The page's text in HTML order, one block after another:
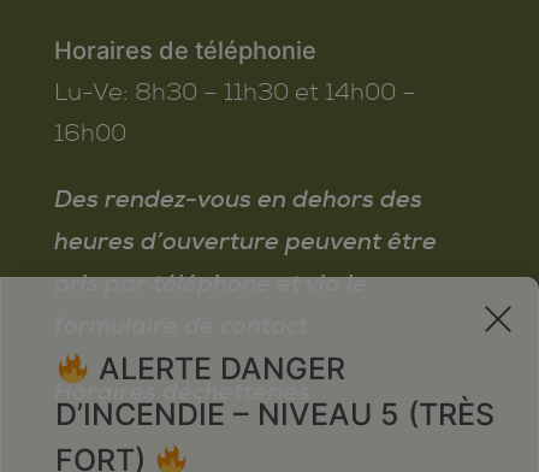
Horaires de téléphonie
Lu-Ve: 8h30 – 11h30 et 14h00 –
16h00
Des rendez-vous en dehors des
heures d’ouverture peuvent être
pris par téléphone et via le
Horaires déchetteries
x
ALERTE DANGER
D’INCENDIE – NIVEAU 5 (TRÈS
FORT)